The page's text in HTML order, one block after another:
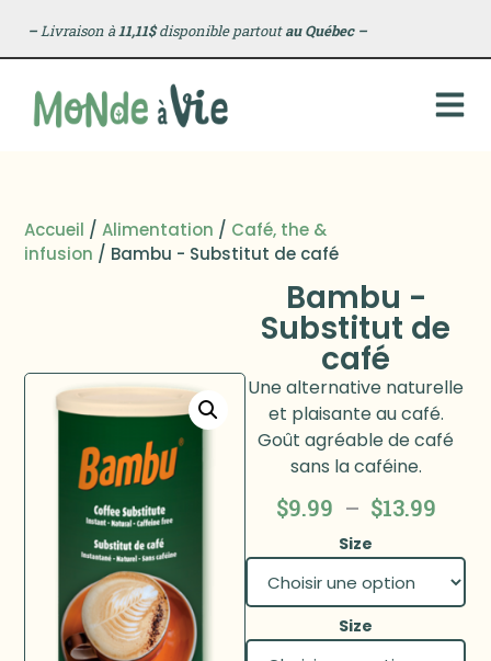
–Livraison à11,11$disponible partoutau Québec –
Accueil /Alimentation / Café, the &
infusion / Bambu - Substitut de café
Bambu -
Substitut de
café
Une alternative naturelle
et plaisante au café.
Goût agréable de café
sans la caféine.
$9.99 – $13.99
Size
Size